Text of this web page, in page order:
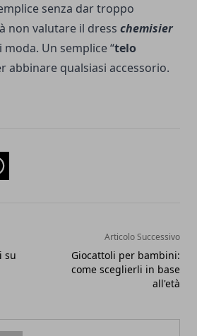
senza dar troppo
non valutare il dress chemisier
Un semplice “telo
abbinare qualsiasi accessorio.
su
Articolo Successivo
Giocattoli per bambini:
come sceglierli in base
all'età